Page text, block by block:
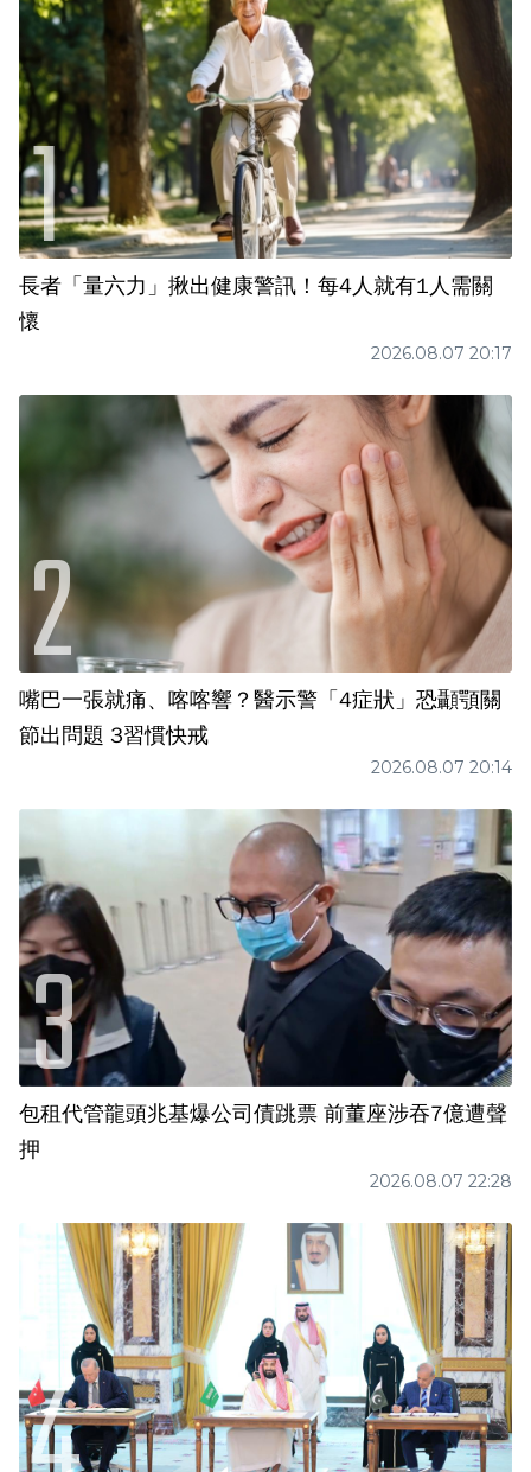
長者「量六力」揪出健康警訊！每4人就有1人需關
懷
2026.08.07 20:17
嘴巴一張就痛、喀喀響？醫示警「4症狀」恐顳顎關
節出問題 3習慣快戒
2026.08.07 20:14
包租代管龍頭兆基爆公司債跳票 前董座涉吞7億遭聲
押
2026.08.07 22:28